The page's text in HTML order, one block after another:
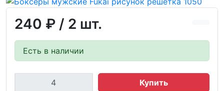
240 ₽ / 2 шт.
Есть в наличии
Купить